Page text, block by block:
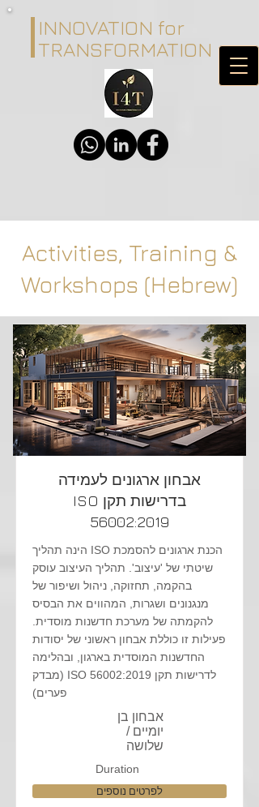
INNOVATION for
TRANSFORMATION
Activities, Training &
Workshops (Hebrew)
אבחון ארגונים לעמידה
בדרישות תקן ISO
56002:2019
הכנת ארגונים להסמכת ISO הינה תהליך
שיטתי של 'עיצוב'. תהליך העיצוב עוסק
בהקמה, תחזוקה, ניהול ושיפור של
מנגנונים ושגרות, המהווים את הבסיס
להקמתה של מערכת חדשנות מוסדית.
פעילות זו כוללת אבחון ראשוני של יסודות
החדשנות המוסדית בארגון, ובהלימה
לדרישות תקן ISO 56002:2019 (מבדק
פערים)
אבחון בן
יומיים /
שלושה
Duration
לפרטים נוספים